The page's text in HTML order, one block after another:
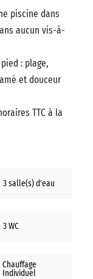
piscine dans
aucun vis-à-
: plage,
et douceur
TTC à la
3 salle(s) d'eau
3 WC
Chauffage
Individuel